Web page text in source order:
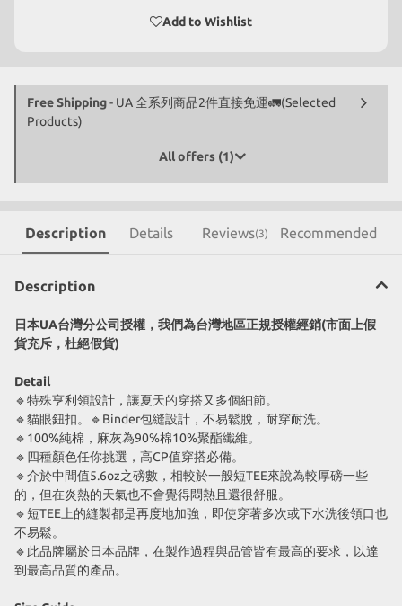
Add to Wishlist
Free Shipping- UA 全系列商品2件直接免運🚛(Selected
Products)
All offers (1)
Description Details Reviews(3) Recommended
Description
日本UA台灣分公司授權，我們為台灣地區正規授權經銷(市面上假
貨充斥，杜絕假貨)
Detail
🔹特殊亨利領設計，讓夏天的穿搭又多個細節。
🔹貓眼鈕扣。🔹Binder包縫設計，不易鬆脫，耐穿耐洗。
🔹100%純棉，麻灰為90%棉10%聚酯纖維。
🔹四種顏色任你挑選，高CP值穿搭必備。
🔹介於中間值5.6oz之磅數，相較於一般短TEE來說為較厚磅一些
的，但在炎熱的天氣也不會覺得悶熱且還很舒服。
🔹短TEE上的縫製都是再度地加強，即使穿著多次或下水洗後領口也
不易鬆。
🔹此品牌屬於日本品牌，在製作過程與品管皆有最高的要求，以達
到最高品質的產品。